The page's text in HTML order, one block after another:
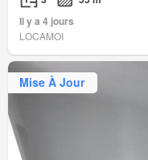
Il y a 4 jours
LOCAMOI
Mise À Jour